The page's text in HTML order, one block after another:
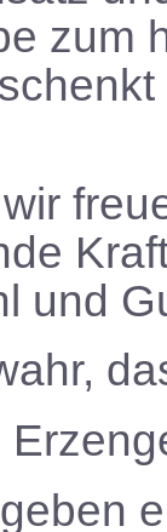
zum
und